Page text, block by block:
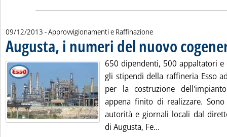
09/12/2013 - Approvvigionamenti e Raffinazione
Augusta, i numeri del nuovo
650 dipendenti, 500 appaltatori
gli stipendi della raffineria Esso
per la costruzione
appena finito di realizzare.
autorità e giornali locali dal
di Augusta, Fe...